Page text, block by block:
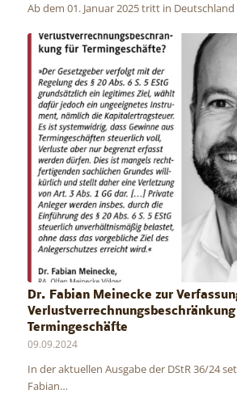
Ab dem 01. Januar 2025 tritt in
Dr. Fabian Meinecke zur
Termingeschäfte
09.09.2024
In der aktuellen Ausgabe der DStR 36/24
Fabian…